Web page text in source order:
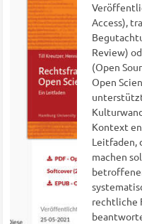
Access),
Review)
(Open
Open
Kontext
Leitfaden,
machen
rechtliche